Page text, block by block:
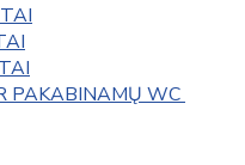
PAKABINAMŲ WC